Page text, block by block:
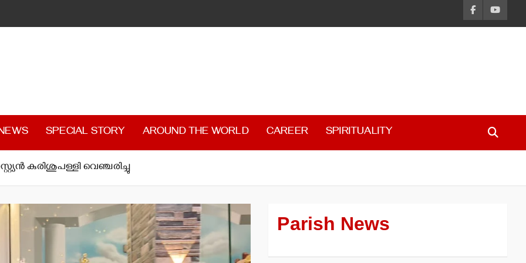
SPECIAL STORY AROUND THE WORLD CAREER SPIRITUALITY
കുരിശുപള്ളി വെഞ്ചരിച്ചു
Parish News